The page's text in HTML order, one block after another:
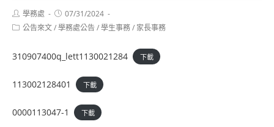
Post
author:
學務處
Post
published:
07/31/2024
Post公告來文/學務處公告/學生事務/ 家長事務
310907400q_lett1130021284 下載
113002128401 下載
0000113047-1 下載